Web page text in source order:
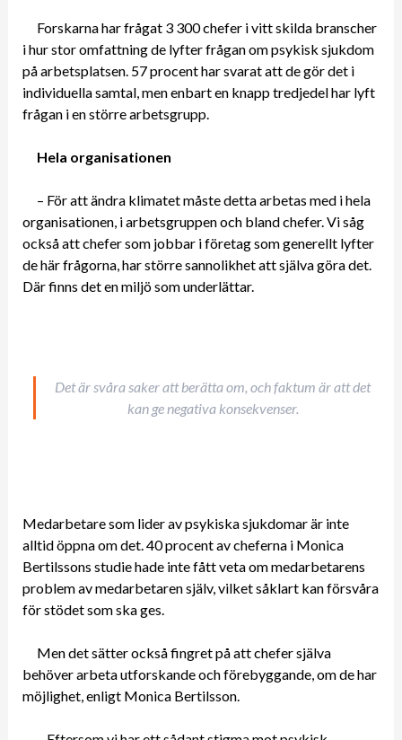
Forskarna har frågat 3 300 chefer i vitt skilda branscher
i hur stor omfattning de lyfter frågan om psykisk sjukdom
på arbetsplatsen. 57 procent har svarat att de gör det i
individuella samtal, men enbart en knapp tredjedel har lyft
frågan i en större arbetsgrupp.
Hela organisationen
– För att ändra klimatet måste detta arbetas med i hela
organisationen, i arbetsgruppen och bland chefer. Vi såg
också att chefer som jobbar i företag som generellt lyfter
de här frågorna, har större sannolikhet att själva göra det.
Där finns det en miljö som underlättar.
Det är svåra saker att berätta om, och faktum är att det
kan ge negativa konsekvenser.
Medarbetare som lider av psykiska sjukdomar är inte
alltid öppna om det. 40 procent av cheferna i Monica
Bertilssons studie hade inte fått veta om medarbetarens
problem av medarbetaren själv, vilket såklart kan försvåra
för stödet som ska ges.
Men det sätter också fingret på att chefer själva
behöver arbeta utforskande och förebyggande, om de har
möjlighet, enligt Monica Bertilsson.